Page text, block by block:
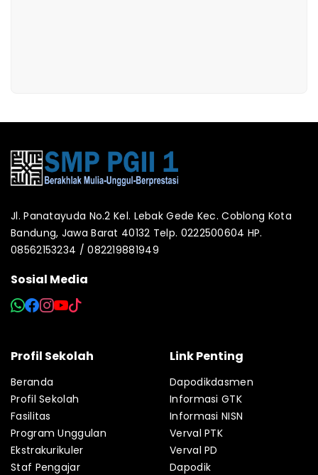
Jl. Panatayuda No.2 Kel. Lebak Gede Kec. Coblong Kota
Bandung, Jawa Barat 40132 Telp. 0222500604 HP.
08562153234 / 082219881949
Sosial Media
Profil Sekolah
Beranda
Profil Sekolah
Fasilitas
Program Unggulan
Ekstrakurikuler
Staf Pengajar
Link Penting
Dapodikdasmen
Informasi GTK
Informasi NISN
Verval PTK
Verval PD
Dapodik